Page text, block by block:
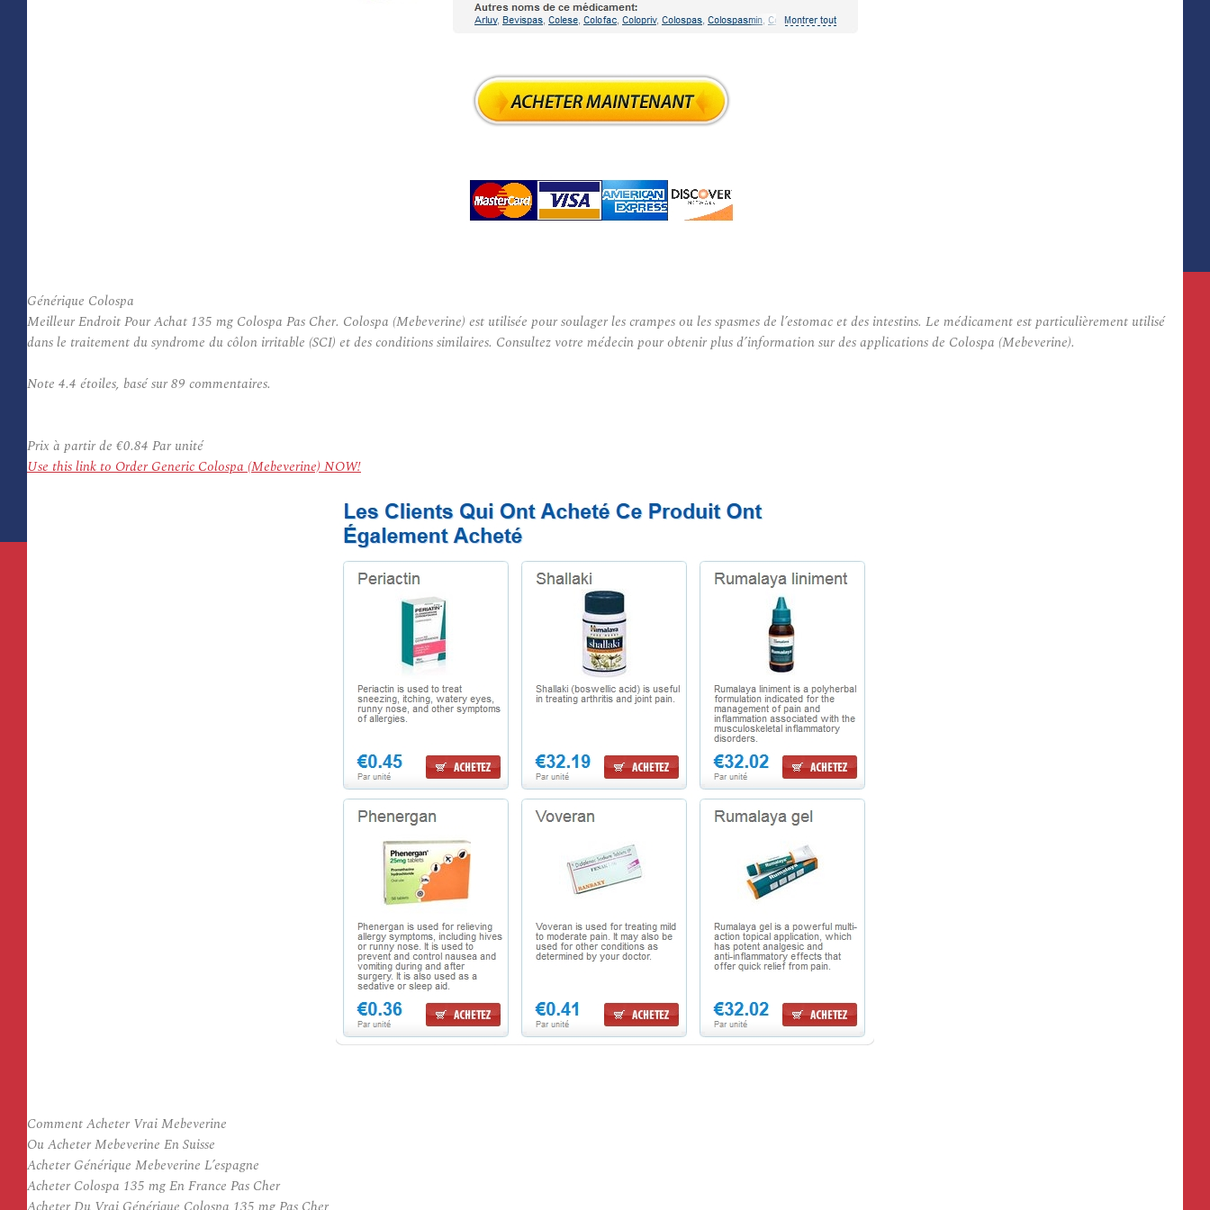
Générique Colospa
Meilleur Endroit Pour Achat 135 mg Colospa Pas Cher. Colospa (Mebeverine) est utilisée pour soulager les crampes ou les spasmes de l’estomac et des intestins. Le médicament est particulièrement utilisé
dans le traitement du syndrome du côlon irritable (SCI) et des conditions similaires. Consultez votre médecin pour obtenir plus d’information sur des applications de Colospa (Mebeverine).
Note 4.4 étoiles, basé sur89 commentaires.
Prix à partir de €0.84 Par unité
Use this link to Order Generic Colospa (Mebeverine) NOW!
Comment Acheter Vrai Mebeverine
Ou Acheter Mebeverine En Suisse
Acheter Générique Mebeverine L’espagne
Acheter Colospa 135 mg En France Pas Cher